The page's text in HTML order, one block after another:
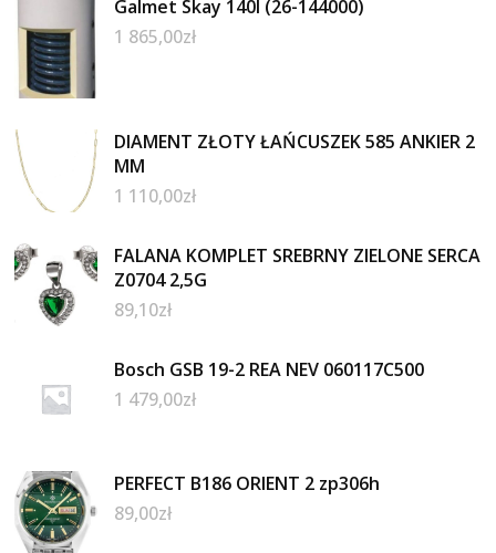
Galmet Skay 140l (26-144000)
1 865,00zł
DIAMENT ZŁOTY ŁAŃCUSZEK 585 ANKIER 2
MM
1 110,00zł
FALANA KOMPLET SREBRNY ZIELONE SERCA
Z0704 2,5G
89,10zł
Bosch GSB 19-2 REA NEV 060117C500
1 479,00zł
PERFECT B186 ORIENT 2 zp306h
89,00zł